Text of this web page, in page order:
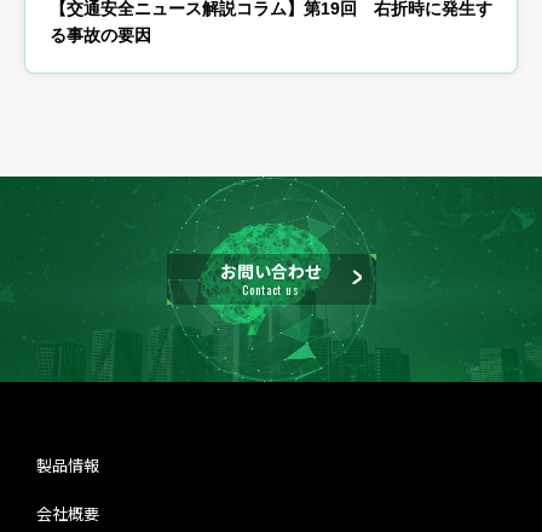
【交通安全ニュース解説コラム】第19回 右折時に発生す
る事故の要因
お問い合わせ
Contact us
製品情報
会社概要